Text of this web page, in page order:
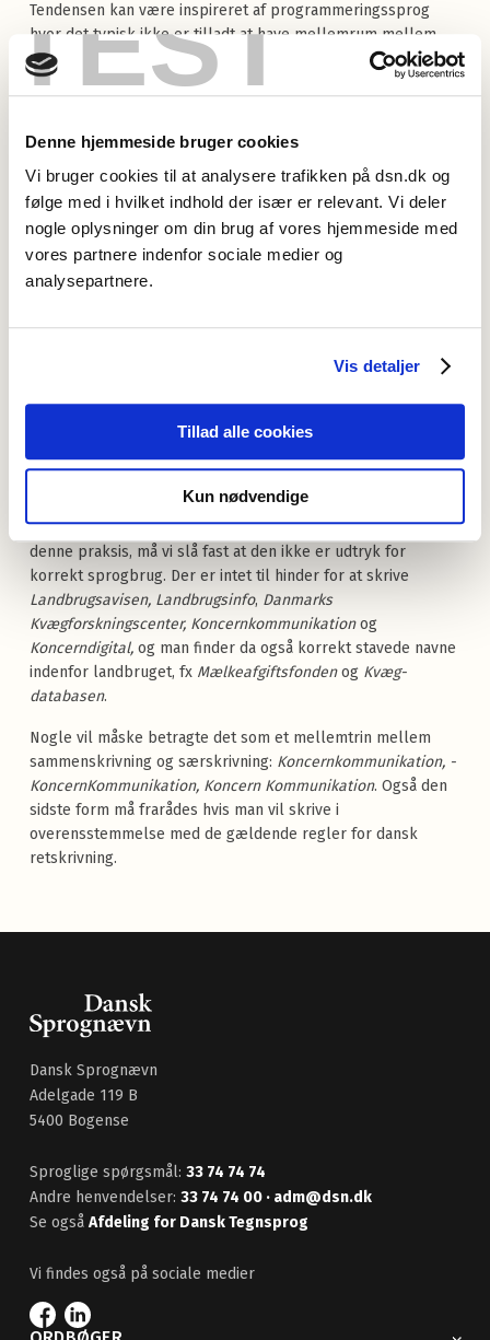
TEST
Denne hjemmeside bruger cookies
Vi bruger cookies til at analysere trafikken på dsn.dk og
følge med i hvilket indhold der især er relevant. Vi deler
nogle oplysninger om din brug af vores hjemmeside med
vores partnere indenfor sociale medier og
analysepartnere.
Vis detaljer
Tillad alle cookies
Kun nødvendige
Tendensen kan være inspireret af programmeringssprog
hvor det typisk ikke er tilladt at have mellemrum mellem
leddene i et sammensat variabelnavn eller en funktion. Det
kan også være tilskyndet af grafikerne, som ofte forholder
ønsket om at tydeliggøre en evt. forkortelse også spille ind.
skilte, her Brødregade i
Randers.
Uanset hvilke gode intentioner der måtte ligge til grund for
denne praksis, må vi slå fast at den ikke er udtryk for
korrekt sprogbrug. Der er intet til hinder for at skrive
Landbrugsavisen, Land­brugsinfo, Danmarks
Kvægforskningscenter, Koncernkommunikationog
Koncerndigital, og man finder da også korrekt stavede navne
indenfor landbruget, fx Mælkeafgiftsfondenog Kvæg­
databasen.
Nogle vil måske betragte det som et mellemtrin mellem
sammenskrivning og særskrivning: Koncernkommunikation, ­
KoncernKom­munikation,­ Koncern Kommunikation. Også den
sidste form må frarådes hvis man vil skrive i
overensstemmelse med de gældende regler for dansk
retskrivning.
Dansk Sprognævn
Adelgade 119 B
5400 Bogense
Sproglige spørgsmål: 33 74 74 74
Andre henvendelser: 33 74 74 00 · adm@dsn.dk
Se også Afdeling for Dansk Tegnsprog
Vi findes også på sociale medier